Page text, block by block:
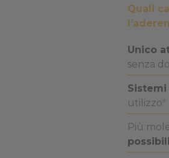
Quali
Unico
senza
utilizzo 9
Più